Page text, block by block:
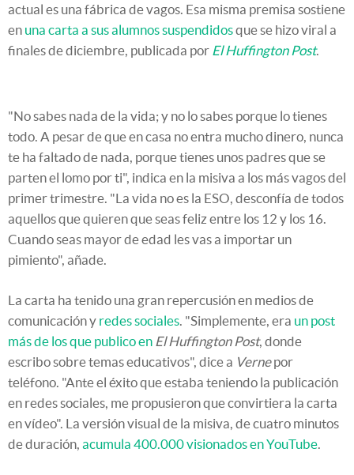
actual es una fábrica de vagos. Esa misma premisa sostiene
en una carta a sus alumnos suspendidosque se hizo viral a
finales de diciembre, publicada por El Huffington Post.
"No sabes nada de la vida; y no lo sabes porque lo tienes
todo. A pesar de que en casa no entra mucho dinero, nunca
te ha faltado de nada, porque tienes unos padres que se
parten el lomo por ti", indica en la misiva a los más vagos del
primer trimestre. "La vida no es la ESO, desconfía de todos
aquellos que quieren que seas feliz entre los 12 y los 16.
Cuando seas mayor de edad les vas a importar un
pimiento", añade.
La carta ha tenido una gran repercusión en medios de
comunicación y redes sociales . "Simplemente, era un post
más de los que publico en El Huffington Post, donde
escribo sobre temas educativos", dice a Vernepor
teléfono. "Ante el éxito que estaba teniendo la publicación
en redes sociales, me propusieron que convirtiera la carta
en vídeo". La versión visual de la misiva, de cuatro minutos
de duración, acumula 400.000 visionados en YouTube